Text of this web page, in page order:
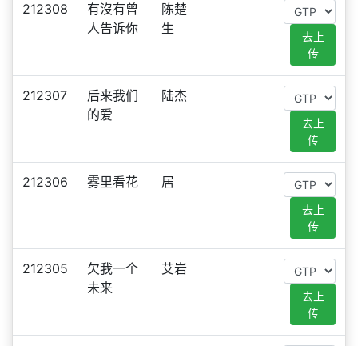
212308
有沒有曾
人告诉你
陈楚
生
去上
传
212307
后来我们
的爱
陆杰
去上
传
212306 雾里看花 居
去上
传
212305
欠我一个
未来
艾岩
去上
传